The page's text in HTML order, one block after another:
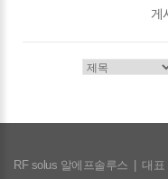
게
RF solus 알에프솔루스 대표